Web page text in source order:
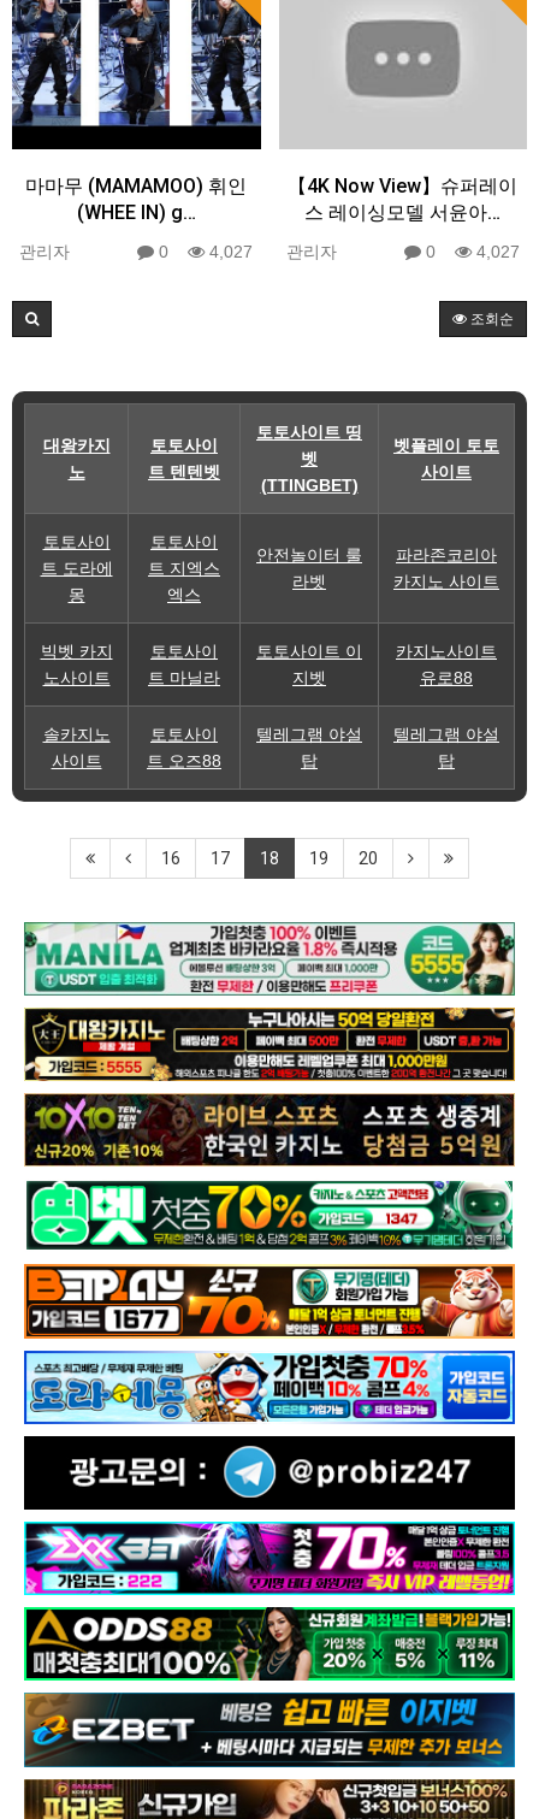
마마무 (MAMAMOO) 휘인
(WHEE IN) g…
관리자 0 4,027
【4K Now View】슈퍼레이
스 레이싱모델 서윤아…
관리자 0 4,027
조회순
대왕카지
노
토토사이
트 텐텐벳
토토사이트 띵
벳
(TTINGBET)
벳플레이 토토
사이트
토토사이
트 도라에
몽
토토사이
트 지엑스
엑스
안전놀이터 룰
라벳
파라존코리아
카지노 사이트
빅벳 카지
노사이트
토토사이
트 마닐라
토토사이트 이
지벳
카지노사이트
유로88
솔카지노
사이트
토토사이
트 오즈88
텔레그램 야설
탑
텔레그램 야설
탑
16 17 18 19 20